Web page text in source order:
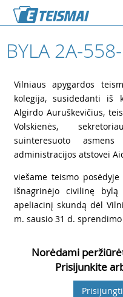
BYLA 2A-
Vilniaus apygardos
kolegija, susidedanti iš
Algirdo Auruškevičius,
Volskienės,
suinteresuoto
administracijos atstovei
viešame teismo
išnagrinėjo civilinę
apeliacinį skundą dėl
m. sausio 31 d.
Norėdami
Prisijunkite
Prisijungti